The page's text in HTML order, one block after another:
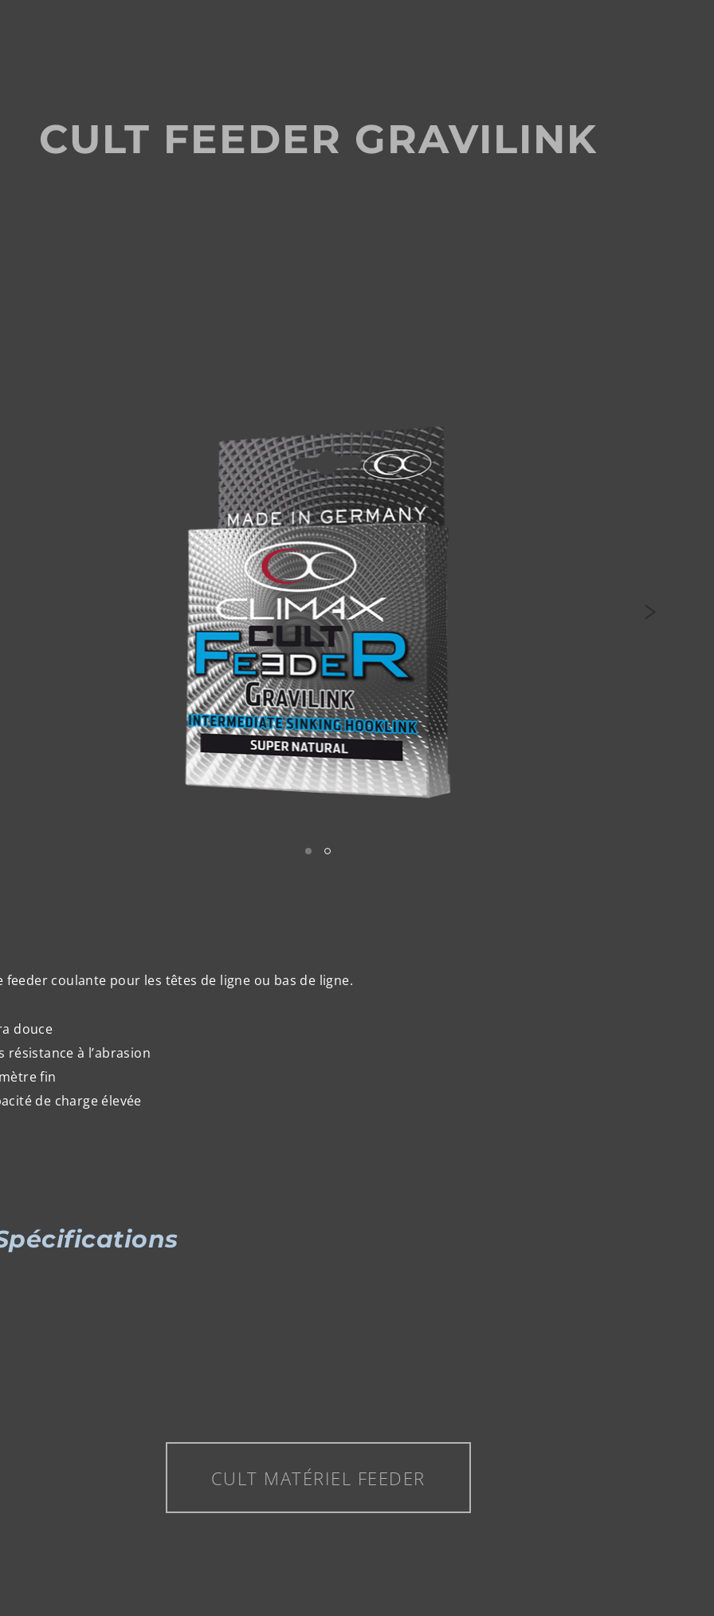
CULT FEEDER GRAVILINK
feeder coulante pour les têtes de ligne ou bas de ligne.
douce
résistance à l’abrasion
fin
de charge élevée
CULT MATÉRIEL FEEDER